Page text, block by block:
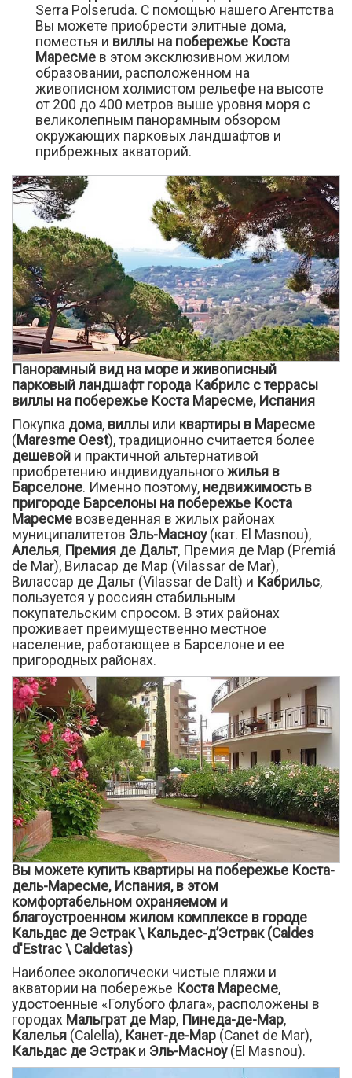
Serra Polseruda. С помощью нашего Агентства
Вы можете приобрести элитные дома,
поместья и виллы на побережье Коста
Маресме в этом эксклюзивном жилом
образовании, расположенном на
живописном холмистом рельефе на высоте
от 200 до 400 метров выше уровня моря с
великолепным панорамным обзором
окружающих парковых ландшафтов и
прибрежных акваторий.
Панорамный вид на море и живописный
парковый ландшафт города Кабрилс с террасы
виллы на побережье Коста Маресме, Испания
Покупка дома, виллы или квартиры в Маресме
(Maresme Oest), традиционно считается более
дешевой и практичной альтернативой
приобретению индивидуального жилья в
Барселоне. Именно поэтому, недвижимость в
пригороде Барселоны на побережье Коста
Маресме возведенная в жилых районах
муниципалитетов Эль-Масноу(кат. El Masnou),
Алелья, Премия де Дальт, Премия де Мар (Premiá
de Mar), Виласар де Мар (Vilassar de Mar),
Вилассар де Дальт (Vilassar de Dalt) и Кабрильс,
пользуется у россиян стабильным
покупательским спросом. В этих районах
проживает преимущественно местное
население, работающее в Барселоне и ее
пригородных районах.
Вы можете купить квартиры на побережье Коста-
дель-Маресме, Испания, в этом
комфортабельном охраняемом и
благоустроенном жилом комплексе в городе
Кальдас де Эстрак \ Кальдес-д’Эстрак (Caldes
d'Estrac \ Caldetas)
Наиболее экологически чистые пляжи и
акватории на побережье Коста Маресме,
удостоенные «Голубого флага», расположены в
городах Мальграт де Мар, Пинеда-де-Мар,
Калелья (Calella), Канет-де-Мар (Canet de Mar),
Кальдас де Эстраки Эль-Масноу(El Masnou).